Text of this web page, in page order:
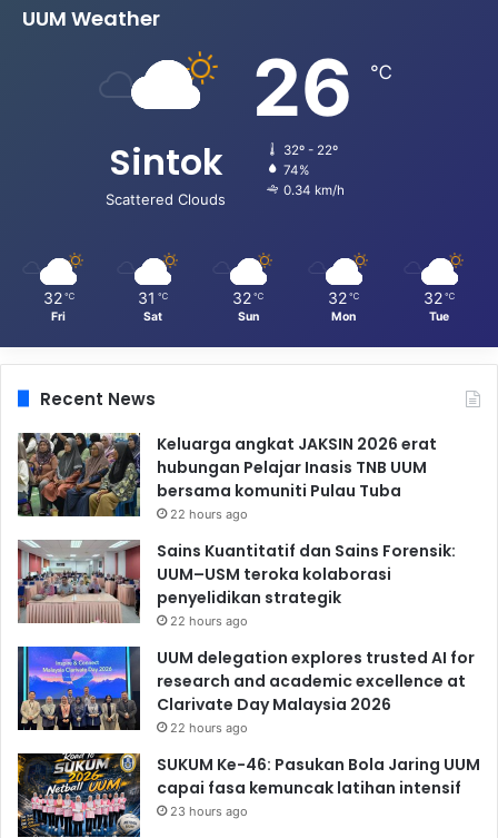
UUM Weather
Sintok
Scattered Clouds
26 ℃
32º - 22º
74%
0.34 km/h
32 ℃
Fri
31 ℃
Sat
32 ℃
Sun
32 ℃
Mon
32 ℃
Tue
Recent News
Keluarga angkat JAKSIN 2026 erat
hubungan Pelajar Inasis TNB UUM
bersama komuniti Pulau Tuba
22 hours ago
Sains Kuantitatif dan Sains Forensik:
UUM–USM teroka kolaborasi
penyelidikan strategik
22 hours ago
UUM delegation explores trusted AI for
research and academic excellence at
Clarivate Day Malaysia 2026
22 hours ago
SUKUM Ke-46: Pasukan Bola Jaring UUM
capai fasa kemuncak latihan intensif
23 hours ago